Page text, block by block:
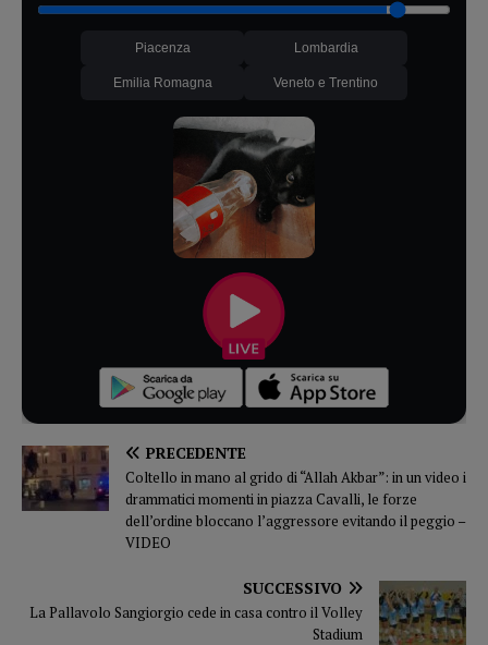
Piacenza Lombardia
Emilia Romagna Veneto e Trentino
PRECEDENTE
Coltello in mano al grido di “Allah Akbar”: in un video i
drammatici momenti in piazza Cavalli, le forze
dell’ordine bloccano l’aggressore evitando il peggio –
VIDEO
SUCCESSIVO
La Pallavolo Sangiorgio cede in casa contro il Volley
Stadium